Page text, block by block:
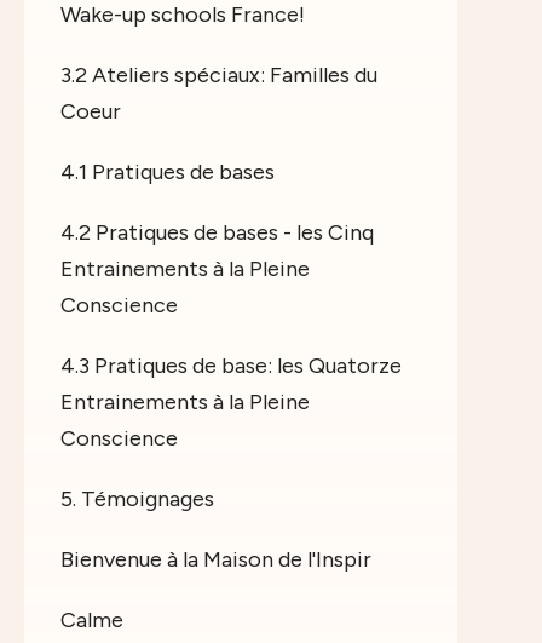
Wake-up schools France!
3.2 Ateliers spéciaux: Familles du
Coeur
4.1 Pratiques de bases
4.2 Pratiques de bases - les Cinq
Entrainements à la Pleine
Conscience
4.3 Pratiques de base: les Quatorze
Entrainements à la Pleine
Conscience
5. Témoignages
Bienvenue à la Maison de l'Inspir
Calme